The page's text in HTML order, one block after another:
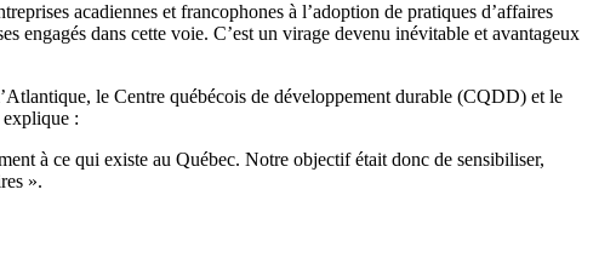
acadiennes et francophones à l’adoption de pratiques d’affaires
engagés dans cette voie. C’est un virage devenu inévitable et avantageux
le Centre québécois de développement durable (CQDD) et le
:
à ce qui existe au Québec. Notre objectif était donc de sensibiliser,
».